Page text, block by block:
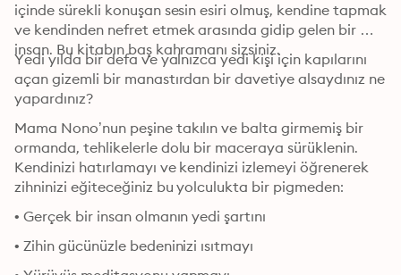
içinde sürekli konuşan sesin esiri olmuş, kendine tapmak
ve kendinden nefret etmek arasında gidip gelen bir
insan. Bu kitabın baş kahramanı sizsiniz.
Yedi yılda bir defa ve yalnızca yedi kişi için kapılarını
açan gizemli bir manastırdan bir davetiye alsaydınız ne
yapardınız?
Mama Nono’nun peşine takılın ve balta girmemiş bir
ormanda, tehlikelerle dolu bir maceraya sürüklenin.
Kendinizi hatırlamayı ve kendinizi izlemeyi öğrenerek
zihninizi eğiteceğiniz bu yolculukta bir pigmeden:
• Gerçek bir insan olmanın yedi şartını
• Zihin gücünüzle bedeninizi ısıtmayı